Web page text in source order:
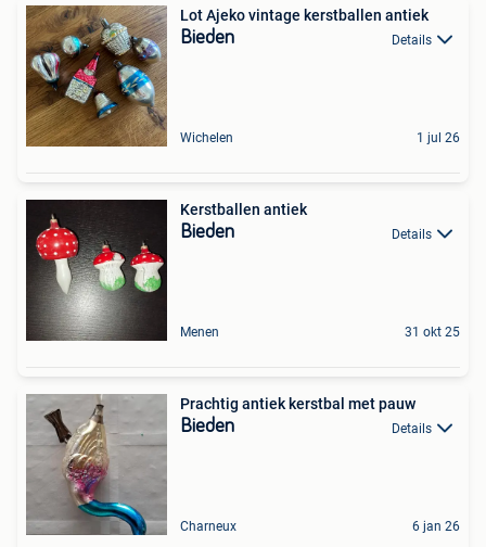
Lot Ajeko vintage kerstballen antiek
Bieden Details
Wichelen 1 jul 26
Kerstballen antiek
Bieden Details
Menen 31 okt 25
Prachtig antiek kerstbal met pauw
Bieden Details
Charneux 6 jan 26